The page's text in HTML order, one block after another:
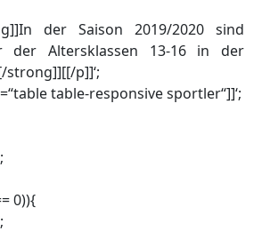
der Saison 2019/2020 sind
der Altersklassen 13-16 in der
strong]][[/p]]‘;
table-responsive sportler“]]‘;
0)){